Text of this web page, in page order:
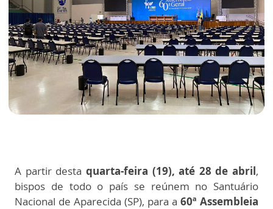
A partir desta quarta-feira (19), até 28 de abril,
bispos de todo o país se reúnem no Santuário
Nacional de Aparecida (SP), para a 60ª Assembleia